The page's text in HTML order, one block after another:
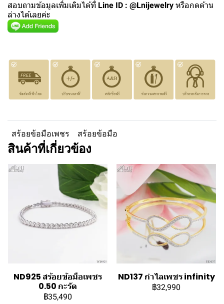
สอบถามข้อมูลเพิ่มเติมได้ที่ Line ID : @Lnijewelry หรือกดด้าน
ล่างได้เลยค่ะ
สร้อยข้อมือเพชร สร้อยข้อมือ
สินค้าที่เกี่ยวข้อง
ND925 สร้อยข้อมือเพชร
0.50 กะรัต
฿35,490
ND137 กำไลเพชร infinity
฿32,990